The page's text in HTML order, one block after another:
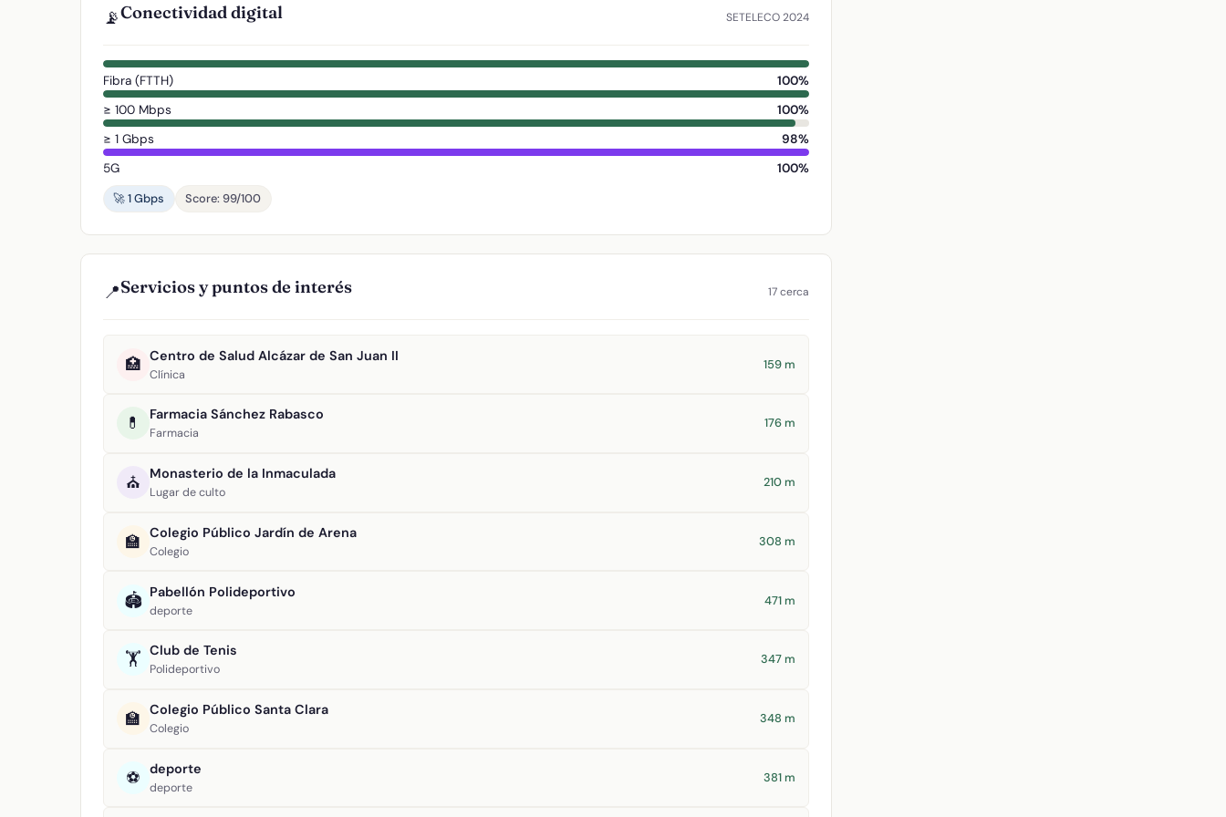
📡Conectividad digital SETELECO 2024
Fibra (FTTH)
100%
≥ 100 Mbps
100%
≥ 1 Gbps
98%
5G
100%
🚀 1 Gbps
Score: 99/100
📍Servicios y puntos de interés 17 cerca
🏥 Centro de Salud Alcázar de San Juan II
Clínica
159 m
💊 Farmacia Sánchez Rabasco
Farmacia
176 m
⛪ Monasterio de la Inmaculada
Lugar de culto
210 m
🏫 Colegio Público Jardín de Arena
Colegio
308 m
🏟️ Pabellón Polideportivo
deporte
471 m
🏋️ Club de Tenis
Polideportivo
347 m
🏫 Colegio Público Santa Clara
Colegio
348 m
⚽ deporte
deporte
381 m